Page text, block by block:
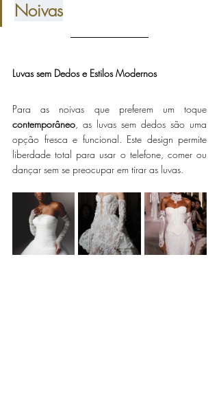
Noivas
Luvas sem Dedos e Estilos Modernos
contemporâneo, as luvas sem dedos são uma
opção fresca e funcional. Este design permite
liberdade total para usar o telefone, comer ou
dançar sem se preocupar em tirar as luvas.